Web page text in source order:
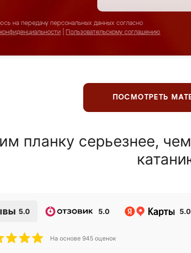
на передачу персональных данных согласно
Пользовательскому соглашению
ПОСМОТРЕТЬ
планку серьезнее,
5.0 5.0 5.0
На основе 945 оценок